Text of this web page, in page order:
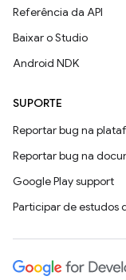
Referência da API
Baixar o Studio
Android NDK
SUPORTE
Reportar bug na
Reportar bug na
Google Play support
Participar de estudos